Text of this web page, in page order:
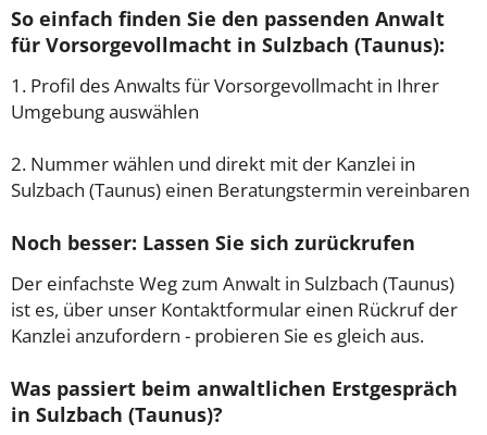
So einfach finden Sie den passenden Anwalt
für Vorsorgevollmacht in Sulzbach (Taunus):
1. Profil des Anwalts für Vorsorgevollmacht in Ihrer
Umgebung auswählen
2. Nummer wählen und direkt mit der Kanzlei in
Sulzbach (Taunus) einen Beratungstermin vereinbaren
Noch besser: Lassen Sie sich zurückrufen
Der einfachste Weg zum Anwalt in Sulzbach (Taunus)
ist es, über unser Kontaktformular einen Rückruf der
Kanzlei anzufordern - probieren Sie es gleich aus.
Was passiert beim anwaltlichen Erstgespräch
in Sulzbach (Taunus)?